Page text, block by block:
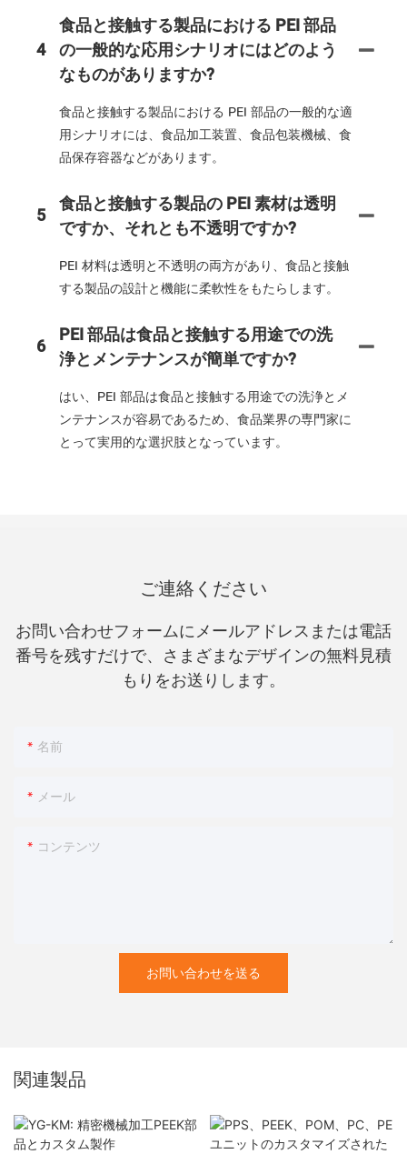
4
食品と接触する製品における PEI 部品
の一般的な応用シナリオにはどのよう
なものがありますか?
食品と接触する製品における PEI 部品の一般的な適
用シナリオには、食品加工装置、食品包装機械、食
品保存容器などがあります。
5 食品と接触する製品の PEI 素材は透明
ですか、それとも不透明ですか?
PEI 材料は透明と不透明の両方があり、食品と接触
する製品の設計と機能に柔軟性をもたらします。
6 PEI 部品は食品と接触する用途での洗
浄とメンテナンスが簡単ですか?
はい、PEI 部品は食品と接触する用途での洗浄とメ
ンテナンスが容易であるため、食品業界の専門家に
とって実用的な選択肢となっています。
ご連絡ください
お問い合わせフォームにメールアドレスまたは電話
番号を残すだけで、さまざまなデザインの無料見積
もりをお送りします。
名前
メール
コンテンツ
お問い合わせを送る
関連製品